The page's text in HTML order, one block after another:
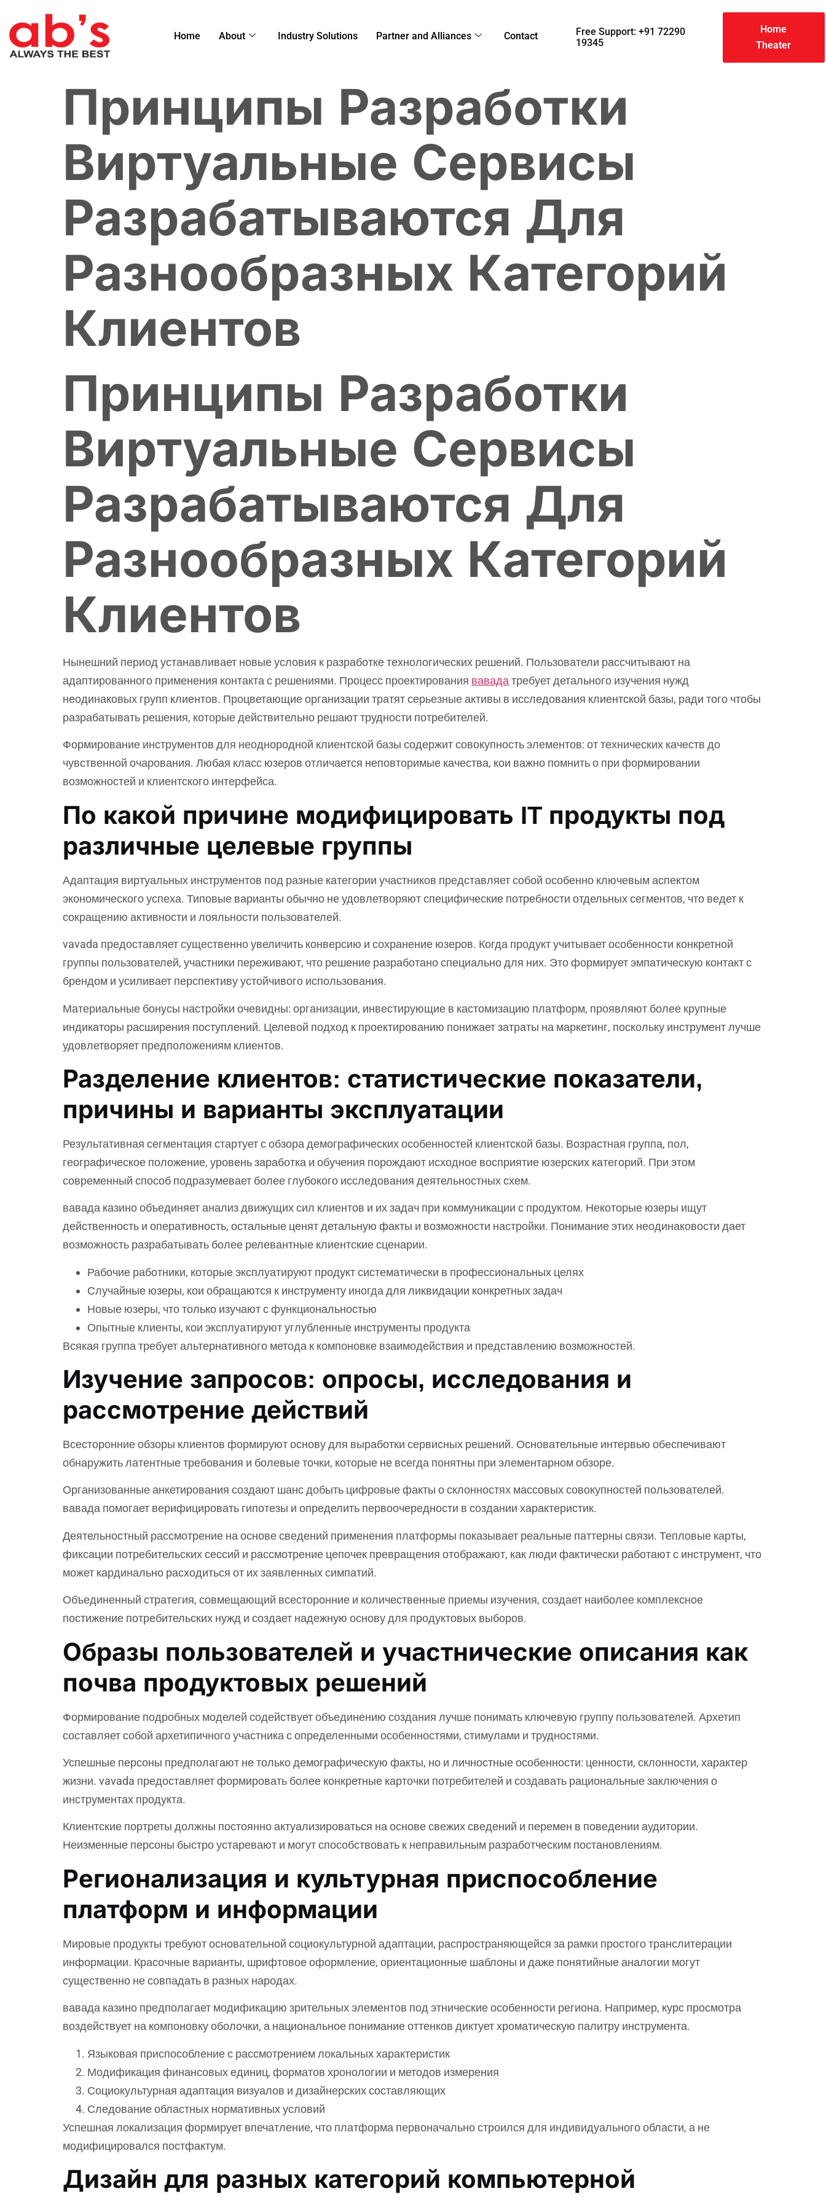
Home About Industry Solutions Partner and Alliances Contact
Free Support: +91 72290
19345
Home
Theater
Принципы Разработки
Виртуальные Сервисы
Разрабатываются Для
Разнообразных Категорий
Клиентов
Принципы Разработки
Виртуальные Сервисы
Разрабатываются Для
Разнообразных Категорий
Клиентов
Нынешний период устанавливает новые условия к разработке технологических решений. Пользователи рассчитывают на
адаптированного применения контакта с решениями. Процесс проектирования вавада требует детального изучения нужд
неодинаковых групп клиентов. Процветающие организации тратят серьезные активы в исследования клиентской базы, ради того чтобы
разрабатывать решения, которые действительно решают трудности потребителей.
Формирование инструментов для неоднородной клиентской базы содержит совокупность элементов: от технических качеств до
чувственной очарования. Любая класс юзеров отличается неповторимые качества, кои важно помнить о при формировании
возможностей и клиентского интерфейса.
По какой причине модифицировать IT продукты под
различные целевые группы
Адаптация виртуальных инструментов под разные категории участников представляет собой особенно ключевым аспектом
экономического успеха. Типовые варианты обычно не удовлетворяют специфические потребности отдельных сегментов, что ведет к
сокращению активности и лояльности пользователей.
vavada предоставляет существенно увеличить конверсию и сохранение юзеров. Когда продукт учитывает особенности конкретной
группы пользователей, участники переживают, что решение разработано специально для них. Это формирует эмпатическую контакт с
брендом и усиливает перспективу устойчивого использования.
Материальные бонусы настройки очевидны: организации, инвестирующие в кастомизацию платформ, проявляют более крупные
индикаторы расширения поступлений. Целевой подход к проектированию понижает затраты на маркетинг, поскольку инструмент лучше
удовлетворяет предположениям клиентов.
Разделение клиентов: статистические показатели,
причины и варианты эксплуатации
Результативная сегментация стартует с обзора демографических особенностей клиентской базы. Возрастная группа, пол,
географическое положение, уровень заработка и обучения порождают исходное восприятие юзерских категорий. При этом
современный способ подразумевает более глубокого исследования деятельностных схем.
вавада казино объединяет анализ движущих сил клиентов и их задач при коммуникации с продуктом. Некоторые юзеры ищут
действенность и оперативность, остальные ценят детальную факты и возможности настройки. Понимание этих неодинаковости дает
возможность разрабатывать более релевантные клиентские сценарии.
Рабочие работники, которые эксплуатируют продукт систематически в профессиональных целях
Случайные юзеры, кои обращаются к инструменту иногда для ликвидации конкретных задач
Новые юзеры, что только изучают с функциональностью
Опытные клиенты, кои эксплуатируют углубленные инструменты продукта
Всякая группа требует альтернативного метода к компоновке взаимодействия и представлению возможностей.
Изучение запросов: опросы, исследования и
рассмотрение действий
Всесторонние обзоры клиентов формируют основу для выработки сервисных решений. Основательные интервью обеспечивают
обнаружить латентные требования и болевые точки, которые не всегда понятны при элементарном обзоре.
Организованные анкетирования создают шанс добыть цифровые факты о склонностях массовых совокупностей пользователей.
вавада помогает верифицировать гипотезы и определить первоочередности в создании характеристик.
Деятельностный рассмотрение на основе сведений применения платформы показывает реальные паттерны связи. Тепловые карты,
фиксации потребительских сессий и рассмотрение цепочек превращения отображают, как люди фактически работают с инструмент, что
может кардинально расходиться от их заявленных симпатий.
Объединенный стратегия, совмещающий всесторонние и количественные приемы изучения, создает наиболее комплексное
постижение потребительских нужд и создает надежную основу для продуктовых выборов.
Образы пользователей и участнические описания как
почва продуктовых решений
Формирование подробных моделей содействует объединению создания лучше понимать ключевую группу пользователей. Архетип
составляет собой архетипичного участника с определенными особенностями, стимулами и трудностями.
Успешные персоны предполагают не только демографическую факты, но и личностные особенности: ценности, склонности, характер
жизни. vavada предоставляет формировать более конкретные карточки потребителей и создавать рациональные заключения о
инструментах продукта.
Клиентские портреты должны постоянно актуализироваться на основе свежих сведений и перемен в поведении аудитории.
Неизменные персоны быстро устаревают и могут способствовать к неправильным разработческим постановлениям.
Регионализация и культурная приспособление
платформ и информации
Мировые продукты требуют основательной социокультурной адаптации, распространяющейся за рамки простого транслитерации
информации. Красочные варианты, шрифтовое оформление, ориентационные шаблоны и даже понятийные аналогии могут
существенно не совпадать в разных народах.
вавада казино предполагает модификацию зрительных элементов под этнические особенности региона. Например, курс просмотра
воздействует на компоновку оболочки, а национальное понимание оттенков диктует хроматическую палитру инструмента.
Языковая приспособление с рассмотрением локальных характеристик
Модификация финансовых единиц, форматов хронологии и методов измерения
Социокультурная адаптация визуалов и дизайнерских составляющих
Следование областных нормативных условий
Успешная локализация формирует впечатление, что платформа первоначально строился для индивидуального области, а не
модифицировался постфактум.
Дизайн для разных категорий компьютерной